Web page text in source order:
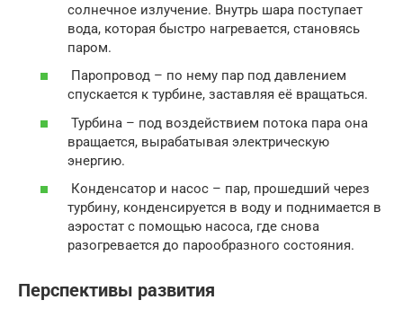
солнечное излучение. Внутрь шара поступает
вода, которая быстро нагревается, становясь
паром.
Паропровод – по нему пар под давлением
спускается к турбине, заставляя её вращаться.
Турбина – под воздействием потока пара она
вращается, вырабатывая электрическую
энергию.
Конденсатор и насос – пар, прошедший через
турбину, конденсируется в воду и поднимается в
аэростат с помощью насоса, где снова
разогревается до парообразного состояния.
Перспективы развития